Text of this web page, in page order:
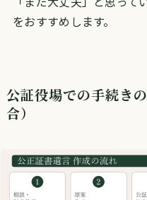
をおすすめします。
公証役場での手続き
合）